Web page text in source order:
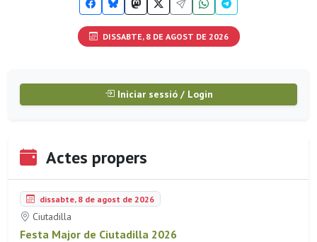
DISSABTE, 8 DE AGOST DE 2026
Iniciar sessió / Login
Actes propers
dissabte, 8 de agost de 2026
Ciutadilla
Festa Major de Ciutadilla 2026